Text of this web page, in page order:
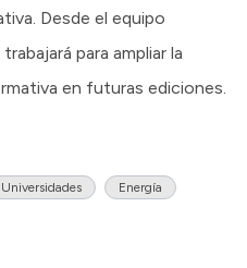
Desde el equipo
para ampliar la
en futuras ediciones.
Energía